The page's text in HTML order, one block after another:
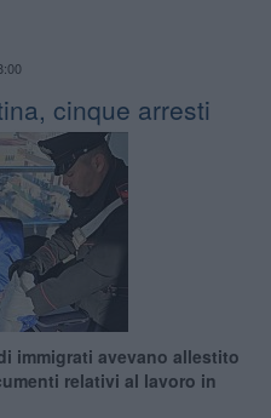
cinque arresti
immigrati avevano allestito
relativi al lavoro in